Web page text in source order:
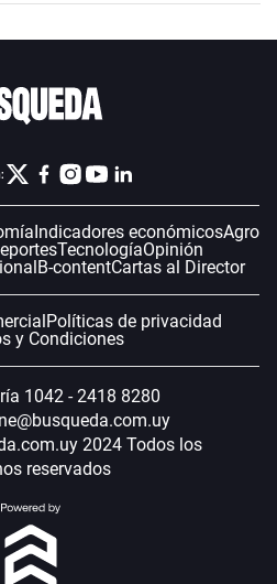
Indicadores económicosAgro
TecnologíaOpinión
B-contentCartas al Director
Políticas de privacidad
y Condiciones
1042 - 2418 8280
2024 Todos los
reservados